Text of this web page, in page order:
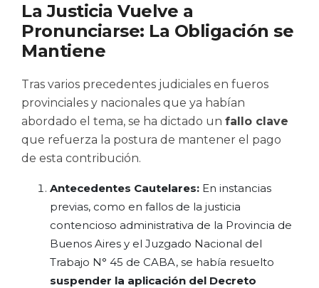
La Justicia Vuelve a
Pronunciarse: La Obligación se
Mantiene
Tras varios precedentes judiciales en fueros
provinciales y nacionales que ya habían
abordado el tema, se ha dictado un fallo clave
que refuerza la postura de mantener el pago
de esta contribución.
Antecedentes Cautelares: En instancias
previas, como en fallos de la justicia
contencioso administrativa de la Provincia de
Buenos Aires y el Juzgado Nacional del
Trabajo N° 45 de CABA, se había resuelto
suspender la aplicación del Decreto